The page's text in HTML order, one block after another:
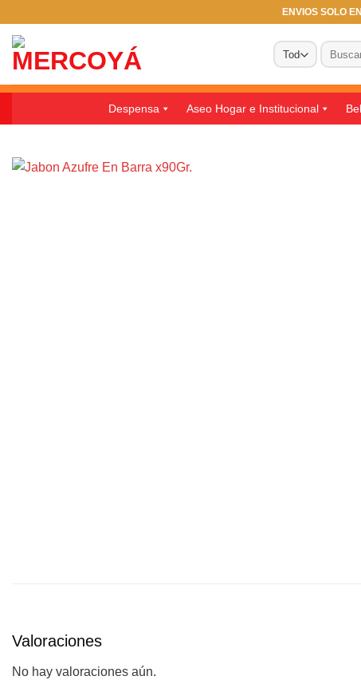
contenido
ENVIOS SOLO
Buscar
por:
Despensa Aseo Hogar e Institucional
Valoraciones
No hay valoraciones aún.